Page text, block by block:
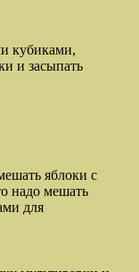
кубиками,
и засыпать
яблоки с
надо мешать
для